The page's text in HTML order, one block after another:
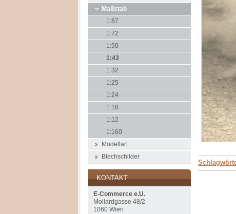
Maßstab
1:87
1:72
1:50
1:43
1:32
1:25
1:24
1:18
1:12
1:160
Modellart
Blechschilder
KONTAKT
E-Commerce e.U.
Mollardgasse 48/2
1060 Wien